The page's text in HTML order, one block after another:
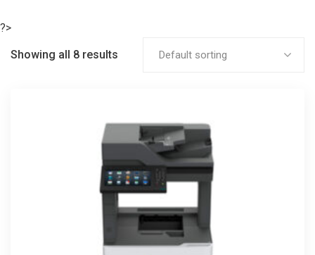
?>
Showing all 8 results
Default sorting